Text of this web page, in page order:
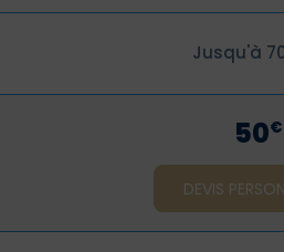
Jusqu'à
50€
DEVIS